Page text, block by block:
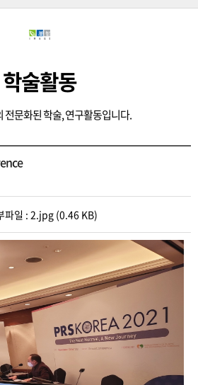
학술활동
전문화된 학술, 연구활동입니다.
파일 :2.jpg(0.46 KB)